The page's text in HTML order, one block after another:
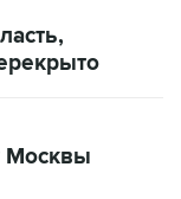
Москвы